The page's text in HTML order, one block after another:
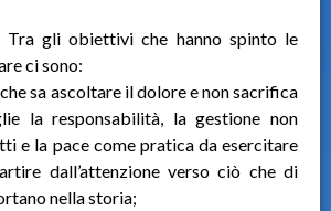
Tra gli obiettivi che hanno spinto le
ci sono:
sa ascoltare il dolore e non sacrifica
la responsabilità, la gestione non
e la pace come pratica da esercitare
dall’attenzione verso ciò che di
nella storia;